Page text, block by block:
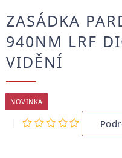
ZASÁDKA
940NM LRF
VIDĚNÍ
NOVINKA
Průměrné
hodnocení
produktu